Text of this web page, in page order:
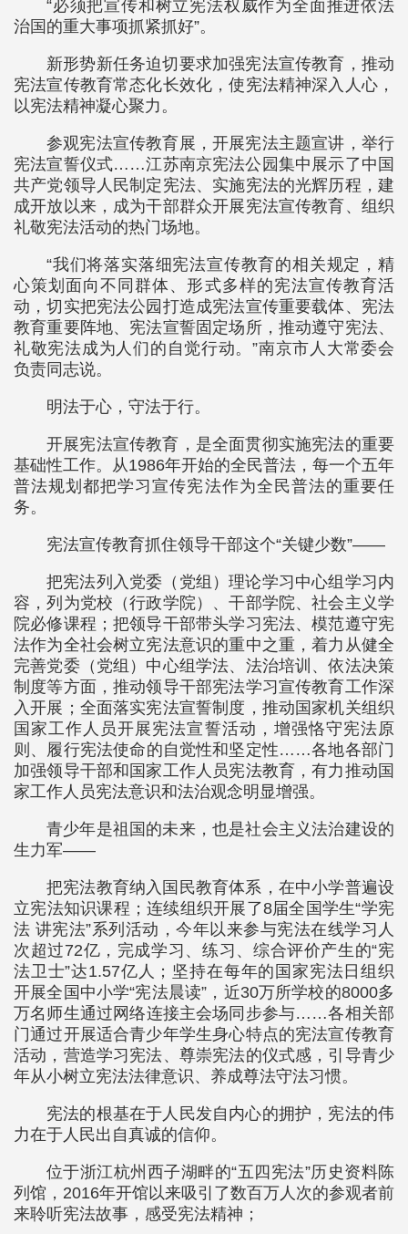
“必须把宣传和树立宪法权威作为全面推进依法
治国的重大事项抓紧抓好”。
新形势新任务迫切要求加强宪法宣传教育，推动
宪法宣传教育常态化长效化，使宪法精神深入人心，
以宪法精神凝心聚力。
参观宪法宣传教育展，开展宪法主题宣讲，举行
宪法宣誓仪式……江苏南京宪法公园集中展示了中国
共产党领导人民制定宪法、实施宪法的光辉历程，建
成开放以来，成为干部群众开展宪法宣传教育、组织
礼敬宪法活动的热门场地。
“我们将落实落细宪法宣传教育的相关规定，精
心策划面向不同群体、形式多样的宪法宣传教育活
动，切实把宪法公园打造成宪法宣传重要载体、宪法
教育重要阵地、宪法宣誓固定场所，推动遵守宪法、
礼敬宪法成为人们的自觉行动。”南京市人大常委会
负责同志说。
明法于心，守法于行。
开展宪法宣传教育，是全面贯彻实施宪法的重要
基础性工作。从1986年开始的全民普法，每一个五年
普法规划都把学习宣传宪法作为全民普法的重要任
务。
宪法宣传教育抓住领导干部这个“关键少数”——
把宪法列入党委（党组）理论学习中心组学习内
容，列为党校（行政学院）、干部学院、社会主义学
院必修课程；把领导干部带头学习宪法、模范遵守宪
法作为全社会树立宪法意识的重中之重，着力从健全
完善党委（党组）中心组学法、法治培训、依法决策
制度等方面，推动领导干部宪法学习宣传教育工作深
入开展；全面落实宪法宣誓制度，推动国家机关组织
国家工作人员开展宪法宣誓活动，增强恪守宪法原
则、履行宪法使命的自觉性和坚定性……各地各部门
加强领导干部和国家工作人员宪法教育，有力推动国
家工作人员宪法意识和法治观念明显增强。
青少年是祖国的未来，也是社会主义法治建设的
生力军——
把宪法教育纳入国民教育体系，在中小学普遍设
立宪法知识课程；连续组织开展了8届全国学生“学宪
法 讲宪法”系列活动，今年以来参与宪法在线学习人
次超过72亿，完成学习、练习、综合评价产生的“宪
法卫士”达1.57亿人；坚持在每年的国家宪法日组织
开展全国中小学“宪法晨读”，近30万所学校的8000多
万名师生通过网络连接主会场同步参与……各相关部
门通过开展适合青少年学生身心特点的宪法宣传教育
活动，营造学习宪法、尊崇宪法的仪式感，引导青少
年从小树立宪法法律意识、养成尊法守法习惯。
宪法的根基在于人民发自内心的拥护，宪法的伟
力在于人民出自真诚的信仰。
位于浙江杭州西子湖畔的“五四宪法”历史资料陈
列馆，2016年开馆以来吸引了数百万人次的参观者前
来聆听宪法故事，感受宪法精神；